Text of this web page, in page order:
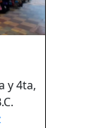
y 4ta,